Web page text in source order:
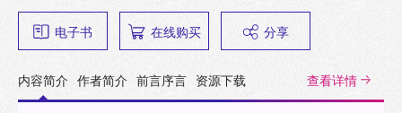
电子书 在线购买 分享
内容简介 作者简介 前言序言 资源下载 查看详情